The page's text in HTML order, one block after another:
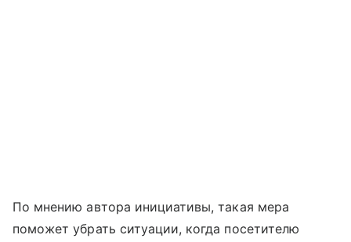
По мнению автора инициативы, такая мера
поможет убрать ситуации, когда посетителю